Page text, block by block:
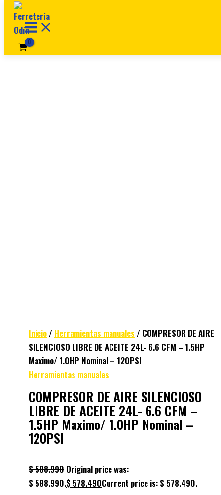
Ir al contenido
Inicio/ Herramientas manuales / COMPRESOR DE AIRE
SILENCIOSO LIBRE DE ACEITE 24L- 6.6 CFM – 1.5HP
Maximo/ 1.0HP Nominal – 120PSI
Herramientas manuales
COMPRESOR DE AIRE SILENCIOSO
LIBRE DE ACEITE 24L- 6.6 CFM –
1.5HP Maximo/ 1.0HP Nominal –
120PSI
$588.990 Original price was:
$ 588.990.$ 578.490Current price is: $ 578.490.